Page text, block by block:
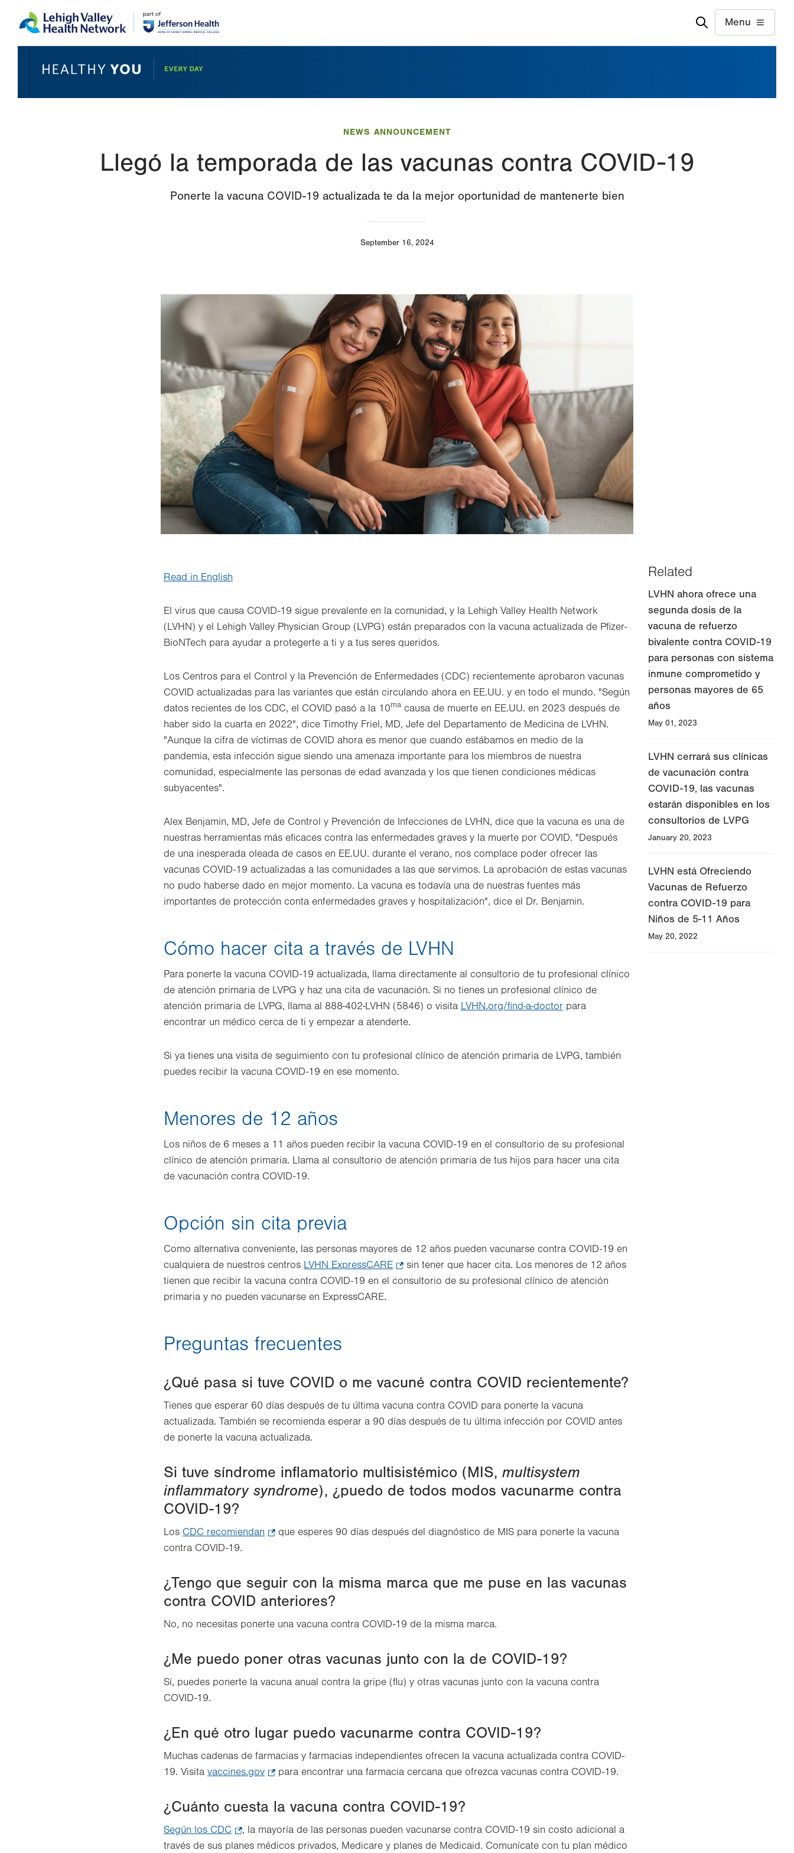
to
help
Menu
NEWS ANNOUNCEMENT
Llegó la temporada de las vacunas contra COVID-19
Ponerte la vacuna COVID-19 actualizada te da la mejor oportunidad de mantenerte bien
September 16, 2024
Image
Read in English
El virus que causa COVID-19 sigue prevalente en la comunidad, y la Lehigh Valley Health Network
(LVHN) y el Lehigh Valley Physician Group (LVPG) están preparados con la vacuna actualizada de Pfizer-
BioNTech para ayudar a protegerte a ti y a tus seres queridos.
Los Centros para el Control y la Prevención de Enfermedades (CDC) recientemente aprobaron vacunas
COVID actualizadas para las variantes que están circulando ahora en EE.UU. y en todo el mundo. "Según
datos recientes de los CDC, el COVID pasó a la 10ma causa de muerte en EE.UU. en 2023 después de
haber sido la cuarta en 2022", dice Timothy Friel, MD, Jefe del Departamento de Medicina de LVHN.
"Aunque la cifra de víctimas de COVID ahora es menor que cuando estábamos en medio de la
pandemia, esta infección sigue siendo una amenaza importante para los miembros de nuestra
comunidad, especialmente las personas de edad avanzada y los que tienen condiciones médicas
subyacentes".
Alex Benjamin, MD, Jefe de Control y Prevención de Infecciones de LVHN, dice que la vacuna es una de
nuestras herramientas más eficaces contra las enfermedades graves y la muerte por COVID. "Después
de una inesperada oleada de casos en EE.UU. durante el verano, nos complace poder ofrecer las
vacunas COVID-19 actualizadas a las comunidades a las que servimos. La aprobación de estas vacunas
no pudo haberse dado en mejor momento. La vacuna es todavía una de nuestras fuentes más
importantes de protección conta enfermedades graves y hospitalización", dice el Dr. Benjamin.
Cómo hacer cita a través de LVHN
Para ponerte la vacuna COVID-19 actualizada, llama directamente al consultorio de tu profesional clínico
de atención primaria de LVPG y haz una cita de vacunación. Si no tienes un profesional clínico de
atención primaria de LVPG, llama al 888-402-LVHN (5846) o visita LVHN.org/find-a-doctor para
encontrar un médico cerca de ti y empezar a atenderte.
Si ya tienes una visita de seguimiento con tu profesional clínico de atención primaria de LVPG, también
puedes recibir la vacuna COVID-19 en ese momento.
Menores de 12 años
Los niños de 6 meses a 11 años pueden recibir la vacuna COVID-19 en el consultorio de su profesional
clínico de atención primaria. Llama al consultorio de atención primaria de tus hijos para hacer una cita
de vacunación contra COVID-19.
Opción sin cita previa
Como alternativa conveniente, las personas mayores de 12 años pueden vacunarse contra COVID-19 en
cualquiera de nuestros centros LVHN ExpressCARE
Opens
sin tener que hacer cita. Los menores de 12 años
tienen que recibir la vacuna contra COVID-19 en el consultorio de su profesional clínico de atención
primaria y no pueden vacunarse en ExpressCARE.
Preguntas frecuentes
¿Qué pasa si tuve COVID o me vacuné contra COVID recientemente?
Tienes que esperar 60 días después de tu última vacuna contra COVID para ponerte la vacuna
actualizada. También se recomienda esperar a 90 días después de tu última infección por COVID antes
de ponerte la vacuna actualizada.
Si tuve síndrome inflamatorio multisistémico (MIS, multisystem
inflammatory syndrome), ¿puedo de todos modos vacunarme contra
COVID-19?
Los CDC recomiendan
new
tab.
que esperes 90 días después del diagnóstico de MIS para ponerte la vacuna
contra COVID-19.
¿Tengo que seguir con la misma marca que me puse en las vacunas
contra COVID anteriores?
No, no necesitas ponerte una vacuna contra COVID-19 de la misma marca.
¿Me puedo poner otras vacunas junto con la de COVID-19?
Sí, puedes ponerte la vacuna anual contra la gripe (flu) y otras vacunas junto con la vacuna contra
COVID-19.
¿En qué otro lugar puedo vacunarme contra COVID-19?
Muchas cadenas de farmacias y farmacias independientes ofrecen la vacuna actualizada contra COVID-
19. Visita vaccines.gov
in
tab.
para encontrar una farmacia cercana que ofrezca vacunas contra COVID-19.
¿Cuánto cuesta la vacuna contra COVID-19?
Según los CDC
Opens
, la mayoría de las personas pueden vacunarse contra COVID-19 sin costo adicional a
través de sus planes médicos privados, Medicare y planes de Medicaid. Comunícate con tu plan médico
Related
LVHN ahora ofrece una
segunda dosis de la
vacuna de refuerzo
bivalente contra COVID-19
para personas con sistema
inmune comprometido y
personas mayores de 65
años
May 01, 2023
LVHN cerrará sus clínicas
de vacunación contra
COVID-19, las vacunas
estarán disponibles en los
consultorios de LVPG
January 20, 2023
LVHN está Ofreciendo
Vacunas de Refuerzo
contra COVID-19 para
Niños de 5-11 Años
May 20, 2022